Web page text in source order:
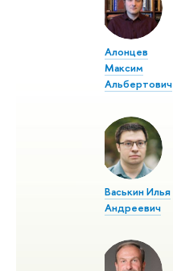
Алонцев
Максим
Альбертович
Васькин Илья
Андреевич